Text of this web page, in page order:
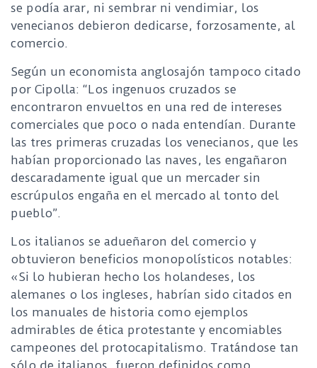
se podía arar, ni sembrar ni vendimiar, los
venecianos debieron dedicarse, forzosamente, al
comercio.
Según un economista anglosajón tampoco citado
por Cipolla: “Los ingenuos cruzados se
encontraron envueltos en una red de intereses
comerciales que poco o nada entendían. Durante
las tres primeras cruzadas los venecianos, que les
habían proporcionado las naves, les engañaron
descaradamente igual que un mercader sin
escrúpulos engaña en el mercado al tonto del
pueblo”.
Los italianos se adueñaron del comercio y
obtuvieron beneficios monopolísticos notables:
«Si lo hubieran hecho los holandeses, los
alemanes o los ingleses, habrían sido citados en
los manuales de historia como ejemplos
admirables de ética protestante y encomiables
campeones del protocapitalismo. Tratándose tan
sólo de italianos, fueron definidos como